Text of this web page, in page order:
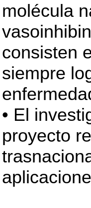
molécula
consisten
siempre
• El
proyecto